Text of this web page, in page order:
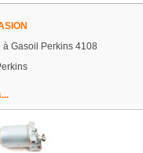
à Gasoil Perkins 4108